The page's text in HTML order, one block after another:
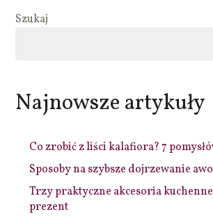
Szukaj
Najnowsze artykuły
Co zrobić z liści kalafiora? 7
Sposoby na szybsze dojrzewanie
Trzy praktyczne akcesoria
prezent